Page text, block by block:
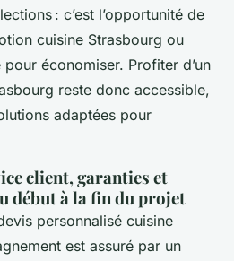
: c’est l’opportunité de
cuisine Strasbourg ou
économiser. Profiter d’un
reste donc accessible,
adaptées pour
client, garanties et
début à la fin du projet
personnalisé cuisine
est assuré par un